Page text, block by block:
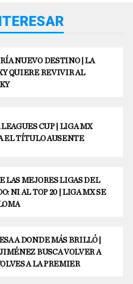
NUEVO DESTINO | LA
QUIERE REVIVIR AL
CUP | LIGA MX
EL TÍTULO AUSENTE
LAS MEJORES LIGAS DEL
NI AL TOP 20 | LIGA MX SE
A DONDE MÁS BRILLÓ |
BUSCA VOLVER A
A LA PREMIER